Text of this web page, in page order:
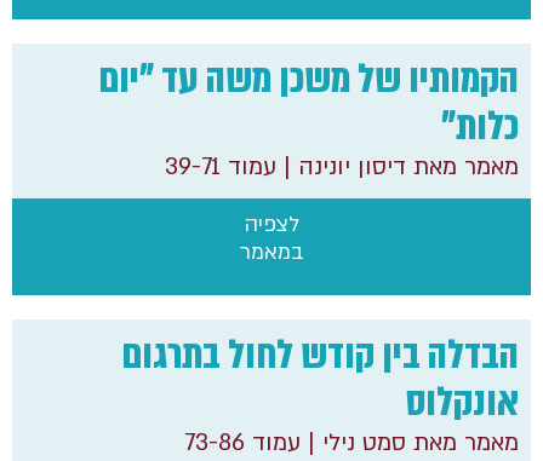
לצפיה
במאמר
הקמותיו של משכן משה עד "יום
כלות"
מאמר מאת דיסון יונינה | עמוד 39-71
הבדלה בין קודש לחול בתרגום
אונקלוס
מאמר מאת סמט נילי | עמוד 73-86